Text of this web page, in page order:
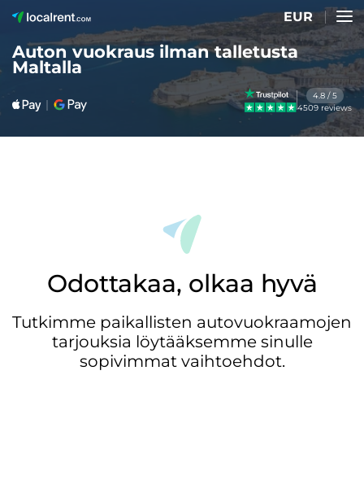
EUR
Auton vuokraus ilman talletusta
Maltalla
4.8 / 5
4509 reviews
Odottakaa, olkaa hyvä
Tutkimme paikallisten autovuokraamojen
tarjouksia löytääksemme sinulle
sopivimmat vaihtoehdot.